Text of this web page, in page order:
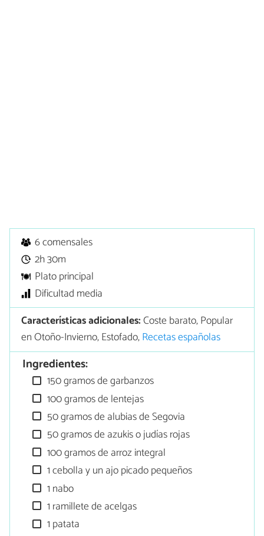
6 comensales
2h 30m
Plato principal
Dificultad media
Características adicionales:Coste barato, Popular
en Otoño-Invierno, Estofado,Recetas españolas
Ingredientes:
150 gramos de garbanzos
100 gramos de lentejas
50 gramos de alubias de Segovia
50 gramos de azukis o judías rojas
100 gramos de arroz integral
1 cebolla y un ajo picado pequeños
1 nabo
1 ramillete de acelgas
1 patata